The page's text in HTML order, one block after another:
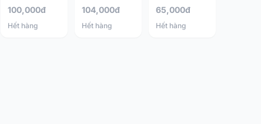
100,000đ
Hết hàng
104,000đ
Hết hàng
65,000đ
Hết hàng